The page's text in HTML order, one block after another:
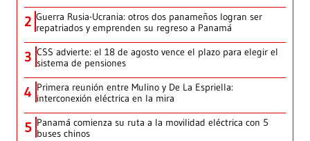
2 Guerra Rusia-Ucrania: otros dos panameños logran ser
repatriados y emprenden su regreso a Panamá
3 CSS advierte: el 18 de agosto vence el plazo para elegir el
sistema de pensiones
4 Primera reunión entre Mulino y De La Espriella:
interconexión eléctrica en la mira
5 Panamá comienza su ruta a la movilidad eléctrica con 5
buses chinos